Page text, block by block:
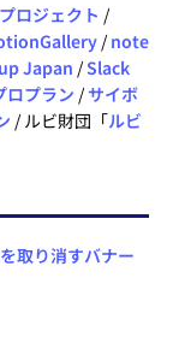
ロジェクト /
/ note
Japan /Slack
プラン /サイボ
/ ルビ財団「ルビ
取り消すバナー